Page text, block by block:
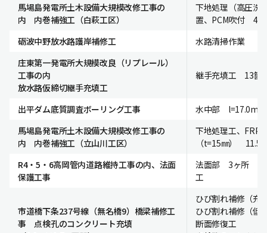
馬場島発電所土木設備大規模改修工事の
内 内巻補強工（白萩工区）
下地処理（高圧洗
置、PCM吹付
砺波中野放水路護岸補修工
水路清掃作業
庄東第一発電所大規模改良（リプレール）
工事の内
放水路仮締切継手充填工
継手充填工 13箇
出平ダム底質調査ボーリング工事
水中部 l=17.0m
馬場島発電所土木設備大規模改修工事の
内 内巻補強工（立山川工区）
下地処理工、FRP
（t=15㎜）
R4・5・6高岡管内道路維持工事の内、法面
保護工事
法面部 3ヶ所
工
市道橋下条237号線（無名橋9）橋梁補修工
事 点検孔のコンクリート充填
ひび割れ補修（充
ひび割れ補修（
断面修復工